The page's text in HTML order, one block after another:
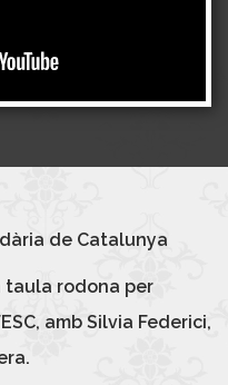
de Catalunya
taula rodona per
amb Silvia Federici,